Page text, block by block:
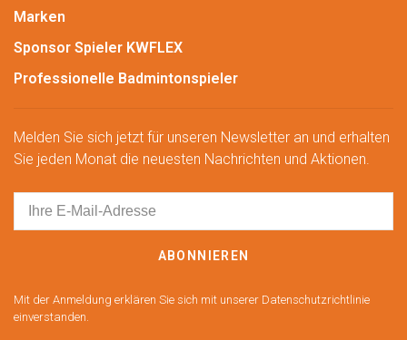
Marken
Sponsor Spieler KWFLEX
Professionelle Badmintonspieler
Melden Sie sich jetzt für unseren Newsletter an und erhalten
Sie jeden Monat die neuesten Nachrichten und Aktionen.
ABONNIEREN
Mit der Anmeldung erklären Sie sich mit unserer Datenschutzrichtlinie
einverstanden.